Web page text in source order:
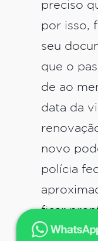
preciso
por isso,
seu
que o
de ao
data da
novo
polícia
ficar